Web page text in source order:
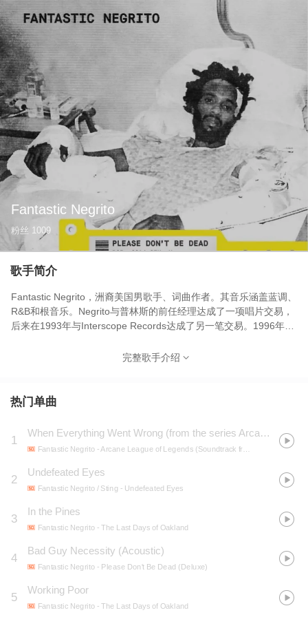
Fantastic Negrito
粉丝 1009
歌手简介
Fantastic Negrito，洲裔美国男歌手、词曲作者。其音乐涵盖蓝调、
R&B和根音乐。Negrito与普林斯的前任经理达成了一项唱片交易，
后来在1993年与Interscope Records达成了另一笔交易。1996年1
张专辑在列克星敦之家唱片公司发行，并由Interscope发行。2019
Your Mind Yet?》获第63届格莱美奖最佳当代蓝调专辑奖。
完整歌手介绍
热门单曲
1
When Everything Went Wrong (from the series Arcane League of Legends)
Fantastic Negrito - Arcane League of Legends (Soundtrack from the Animated Series)
2
Undefeated Eyes
Fantastic Negrito / Sting - Undefeated Eyes
3
In the Pines
Fantastic Negrito - The Last Days of Oakland
4
Bad Guy Necessity (Acoustic)
Fantastic Negrito - Please Don't Be Dead (Deluxe)
5
Working Poor
Fantastic Negrito - The Last Days of Oakland